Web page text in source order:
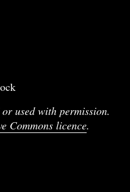
used with permission.
Commons licence.